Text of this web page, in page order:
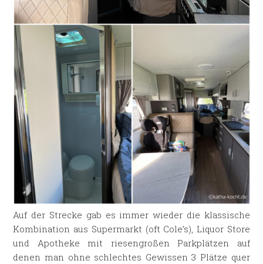
Auf der Strecke gab es immer wieder die klassische
Kombination aus Supermarkt (oft Cole’s), Liquor Store
und Apotheke mit riesengroßen Parkplätzen auf
denen man ohne schlechtes Gewissen 3 Plätze quer